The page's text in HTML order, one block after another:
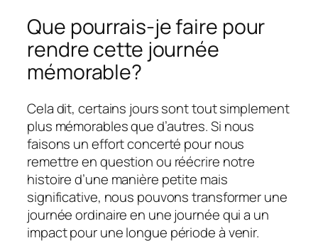
Que pourrais-je faire pour
rendre cette journée
mémorable?
Cela dit, certains jours sont tout simplement
plus mémorables que d’autres. Si nous
faisons un effort concerté pour nous
remettre en question ou réécrire notre
histoire d’une manière petite mais
significative, nous pouvons transformer une
journée ordinaire en une journée qui a un
impact pour une longue période à venir.